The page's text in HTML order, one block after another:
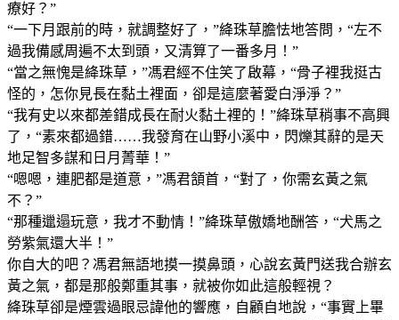
療好？”
“一下月跟前的時，就調整好了，”絳珠草膽怯地答問，“左不
過我備感周遍不太到頭，又清算了一番多月！”
“當之無愧是絳珠草，”馮君經不住笑了啟幕，“骨子裡我挺古
怪的，怎你見長在黏土裡面，卻是這麼著愛白淨淨？”
“我有史以來都差錯成長在耐火黏土裡的！”絳珠草稍事不高興
了，“素來都過錯……我發育在山野小溪中，閃爍其辭的是天
地足智多謀和日月菁華！”
“嗯嗯，連肥都是道意，”馮君頷首，“對了，你需玄黃之氣
不？”
“那種邋遢玩意，我才不動情！”絳珠草傲嬌地酬答，“犬馬之
勞紫氣還大半！”
你自大的吧？馮君無語地摸一摸鼻頭，心說玄黃門送我合辦玄
黃之氣，都是那般鄭重其事，就被你如此這般輕視？
絳珠草卻是煙雲過眼忌諱他的響應，自顧自地說，“事實上畢